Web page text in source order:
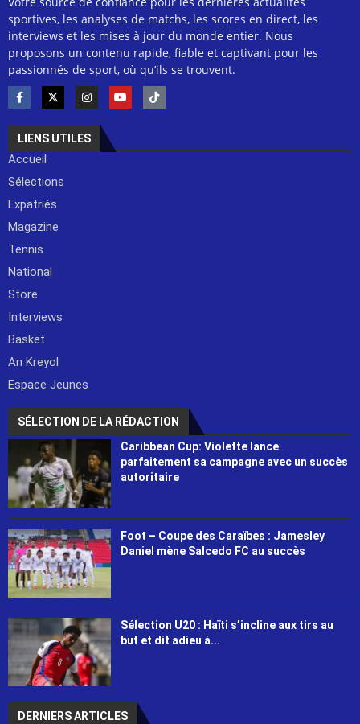
sportives, les analyses de matchs, les scores en direct, les
interviews et les mises à jour du monde entier. Nous
proposons un contenu rapide, fiable et captivant pour les
passionnés de sport, où qu’ils se trouvent.
LIENS UTILES
Accueil
Sélections
Expatriés
Magazine
Tennis
National
Store
Interviews
Basket
An Kreyol
Espace Jeunes
SÉLECTION DE LA RÉDACTION
Caribbean Cup: Violette lance
parfaitement sa campagne avec un succès
autoritaire
Foot – Coupe des Caraïbes : Jamesley
Daniel mène Salcedo FC au succès
Sélection U20 : Haïti s’incline aux tirs au
but et dit adieu à...
DERNIERS ARTICLES